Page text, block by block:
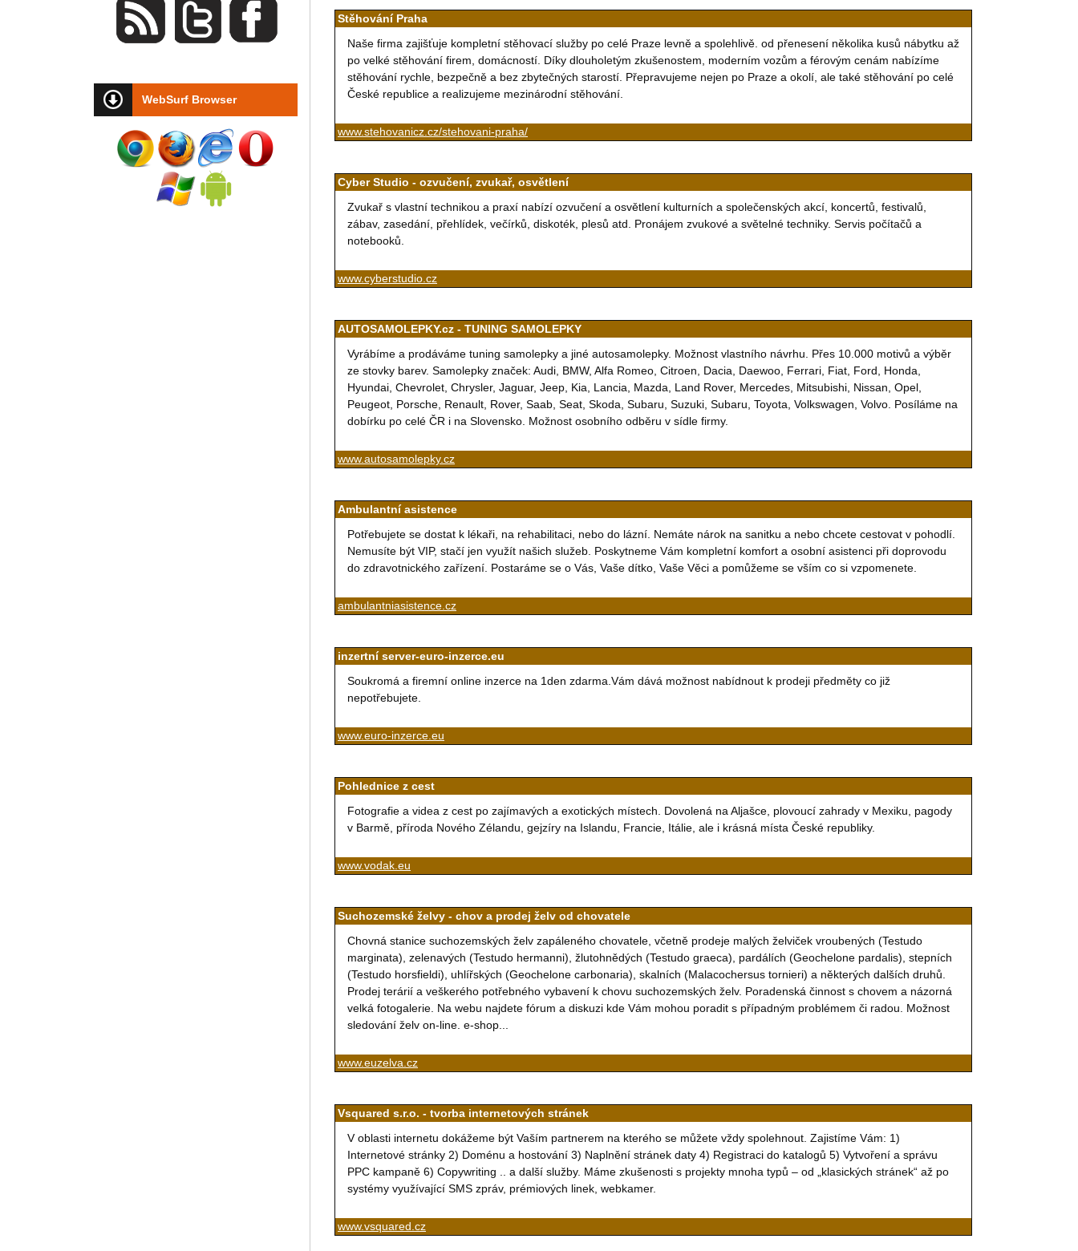
WebSurf Browser
Stěhování Praha
Naše firma zajišťuje kompletní stěhovací služby po celé Praze levně a spolehlivě. od přenesení několika kusů nábytku až
po velké stěhování firem, domácností. Díky dlouholetým zkušenostem, moderním vozům a férovým cenám nabízíme
stěhování rychle, bezpečně a bez zbytečných starostí. Přepravujeme nejen po Praze a okolí, ale také stěhování po celé
České republice a realizujeme mezinárodní stěhování.
www.stehovanicz.cz/stehovani-praha/
Cyber Studio - ozvučení, zvukař, osvětlení
Zvukař s vlastní technikou a praxí nabízí ozvučení a osvětlení kulturních a společenských akcí, koncertů, festivalů,
zábav, zasedání, přehlídek, večírků, diskoték, plesů atd. Pronájem zvukové a světelné techniky. Servis počítačů a
notebooků.
www.cyberstudio.cz
AUTOSAMOLEPKY.cz - TUNING SAMOLEPKY
Vyrábíme a prodáváme tuning samolepky a jiné autosamolepky. Možnost vlastního návrhu. Přes 10.000 motivů a výběr
ze stovky barev. Samolepky značek: Audi, BMW, Alfa Romeo, Citroen, Dacia, Daewoo, Ferrari, Fiat, Ford, Honda,
Hyundai, Chevrolet, Chrysler, Jaguar, Jeep, Kia, Lancia, Mazda, Land Rover, Mercedes, Mitsubishi, Nissan, Opel,
Peugeot, Porsche, Renault, Rover, Saab, Seat, Skoda, Subaru, Suzuki, Subaru, Toyota, Volkswagen, Volvo. Posíláme na
dobírku po celé ČR i na Slovensko. Možnost osobního odběru v sídle firmy.
www.autosamolepky.cz
Ambulantní asistence
Potřebujete se dostat k lékaři, na rehabilitaci, nebo do lázní. Nemáte nárok na sanitku a nebo chcete cestovat v pohodlí.
Nemusíte být VIP, stačí jen využít našich služeb. Poskytneme Vám kompletní komfort a osobní asistenci při doprovodu
do zdravotnického zařízení. Postaráme se o Vás, Vaše dítko, Vaše Věci a pomůžeme se vším co si vzpomenete.
ambulantniasistence.cz
inzertní server-euro-inzerce.eu
Soukromá a firemní online inzerce na 1den zdarma.Vám dává možnost nabídnout k prodeji předměty co již
nepotřebujete.
www.euro-inzerce.eu
Pohlednice z cest
Fotografie a videa z cest po zajímavých a exotických místech. Dovolená na Aljašce, plovoucí zahrady v Mexiku, pagody
v Barmě, příroda Nového Zélandu, gejzíry na Islandu, Francie, Itálie, ale i krásná místa České republiky.
www.vodak.eu
Suchozemské želvy - chov a prodej želv od chovatele
Chovná stanice suchozemských želv zapáleného chovatele, včetně prodeje malých želviček vroubených (Testudo
marginata), zelenavých (Testudo hermanni), žlutohnědých (Testudo graeca), pardálích (Geochelone pardalis), stepních
(Testudo horsfieldi), uhlířských (Geochelone carbonaria), skalních (Malacochersus tornieri) a některých dalších druhů.
Prodej terárií a veškerého potřebného vybavení k chovu suchozemských želv. Poradenská činnost s chovem a názorná
velká fotogalerie. Na webu najdete fórum a diskuzi kde Vám mohou poradit s případným problémem či radou. Možnost
sledování želv on-line. e-shop...
www.euzelva.cz
Vsquared s.r.o. - tvorba internetových stránek
V oblasti internetu dokážeme být Vaším partnerem na kterého se můžete vždy spolehnout. Zajistíme Vám: 1)
Internetové stránky 2) Doménu a hostování 3) Naplnění stránek daty 4) Registraci do katalogů 5) Vytvoření a správu
PPC kampaně 6) Copywriting .. a další služby. Máme zkušenosti s projekty mnoha typů – od „klasických stránek“ až po
systémy využívající SMS zpráv, prémiových linek, webkamer.
www.vsquared.cz